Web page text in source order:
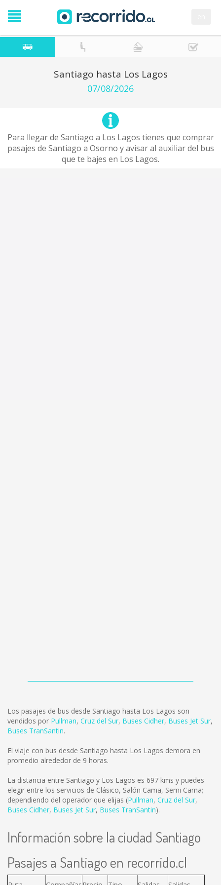
Santiago hasta Los Lagos
07/08/2026
Para llegar de Santiago a Los Lagos tienes que comprar
pasajes de Santiago a Osorno y avisar al auxiliar del bus
que te bajes en Los Lagos.
Los pasajes de bus desde Santiago hasta Los Lagos son
vendidos por Pullman, Cruz del Sur, Buses Cidher, Buses Jet Sur,
Buses TranSantin.
El viaje con bus desde Santiago hasta Los Lagos demora en
promedio alrededor de 9 horas.
La distancia entre Santiago y Los Lagos es 697 kms y puedes
elegir entre los servicios de Clásico, Salón Cama, Semi Cama;
dependiendo del operador que elijas (Pullman, Cruz del Sur,
Buses Cidher, Buses Jet Sur, Buses TranSantin).
Información sobre la ciudad Santiago
Pasajes a Santiago en recorrido.cl